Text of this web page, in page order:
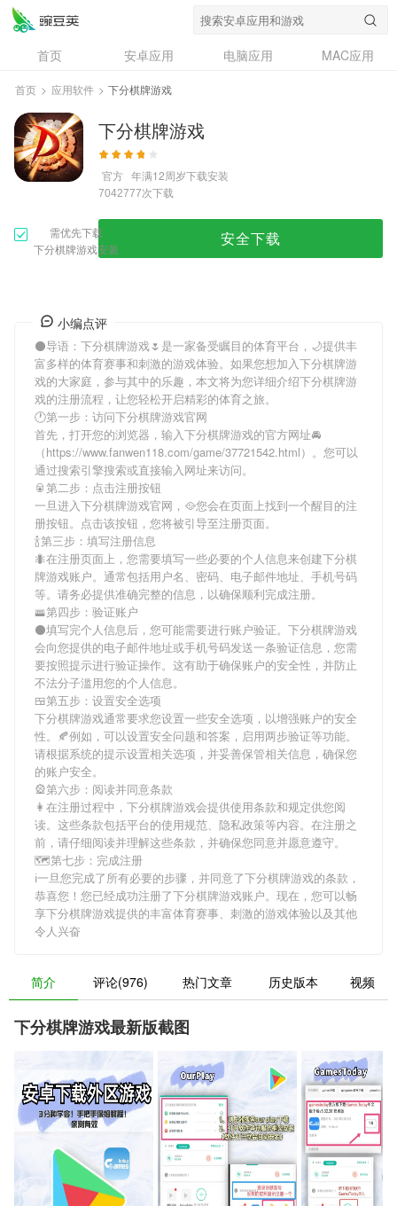
首页 安卓应用 电脑应用
MAC应用
资讯
专题
问答
首页 > 应用软件 > 下分棋牌游戏
下分棋牌游戏
官方 年满12周岁下载安装
7042777次下载
需优先下载
下分棋牌游戏安装
安全下载
小编点评
⚫导语： 下分棋牌游戏🌷是一家备受瞩目的体育平台，🌙提供丰
富多样的体育赛事和刺激的游戏体验。如果您想加入下分棋牌游
戏的大家庭，参与其中的乐趣，本文将为您详细介绍下分棋牌游
戏的注册流程，让您轻松开启精彩的体育之旅。
🕐第一步：访问下分棋牌游戏官网
首先，打开您的浏览器，输入下分棋牌游戏的官方网址🚘
（https://www.fanwen118.com/game/37721542.html）。您可以
通过搜索引擎搜索或直接输入网址来访问。
🥫第二步：点击注册按钮
一旦进入下分棋牌游戏官网，🥘您会在页面上找到一个醒目的注
册按钮。点击该按钮，您将被引导至注册页面。
🍾第三步：填写注册信息
🐜在注册页面上，您需要填写一些必要的个人信息来创建下分棋
牌游戏账户。通常包括用户名、密码、电子邮件地址、手机号码
等。请务必提供准确完整的信息，以确保顺利完成注册。
🚟第四步：验证账户
⚫填写完个人信息后，您可能需要进行账户验证。 下分棋牌游戏
会向您提供的电子邮件地址或手机号码发送一条验证信息，您需
要按照提示进行验证操作。这有助于确保账户的安全性，并防止
不法分子滥用您的个人信息。
🍱第五步：设置安全选项
下分棋牌游戏通常要求您设置一些安全选项，以增强账户的安全
性。🍂例如，可以设置安全问题和答案，启用两步验证等功能。
请根据系统的提示设置相关选项，并妥善保管相关信息，确保您
的账户安全。
🎡第六步：阅读并同意条款
👩在注册过程中， 下分棋牌游戏会提供使用条款和规定供您阅
读。这些条款包括平台的使用规范、隐私政策等内容。在注册之
前，请仔细阅读并理解这些条款，并确保您同意并愿意遵守。
🗺第七步：完成注册
ℹ一旦您完成了所有必要的步骤，并同意了下分棋牌游戏的条款，
恭喜您！您已经成功注册了下分棋牌游戏账户。现在，您可以畅
享下分棋牌游戏提供的丰富体育赛事、刺激的游戏体验以及其他
令人兴奋
简介 评论(976) 热门文章 历史版本 视频
下分棋牌游戏最新版截图